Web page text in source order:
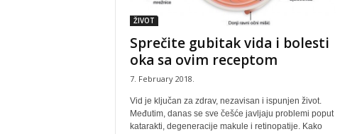
ŽIVOT
Sprečite gubitak vida i bolesti
oka sa ovim receptom
7. February 2018.
Vid je ključan za zdrav, nezavisan i ispunjen život.
Međutim, danas se sve češće javljaju problemi poput
katarakti, degeneracije makule i retinopatije. Kako